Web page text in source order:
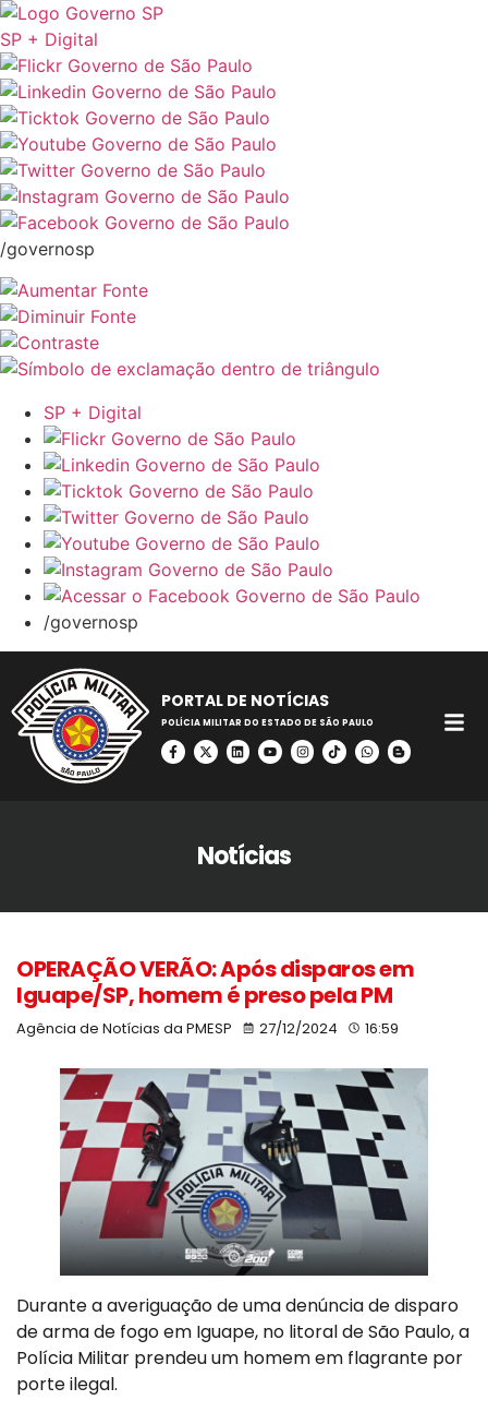
SP + Digital
/governosp
SP + Digital
/governosp
PORTAL DE NOTÍCIAS
POLÍCIA MILITAR DO ESTADO DE SÃO PAULO
Notícias
OPERAÇÃO VERÃO: Após disparos em
Iguape/SP, homem é preso pela PM
Agência de Notícias da PMESP 27/12/2024 16:59
Durante a averiguação de uma denúncia de disparo
de arma de fogo em Iguape, no litoral de São Paulo, a
Polícia Militar prendeu um homem em flagrante por
porte ilegal.